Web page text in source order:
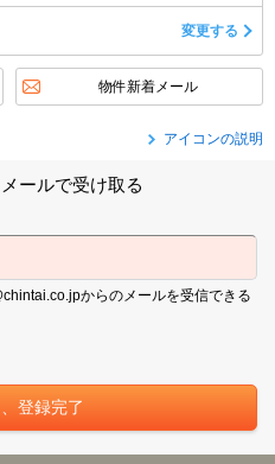
変更する
物件新着メール
アイコンの説明
ールで受け取る
からのメールを受信できる